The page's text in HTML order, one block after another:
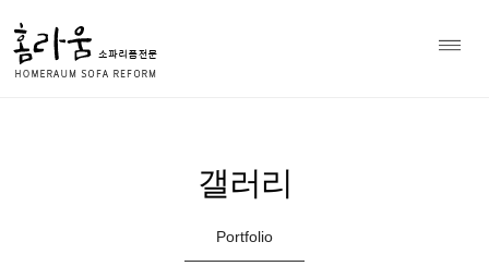
소파 천갈이 전문 홈라움 상담
010-8979-7297
갤러리
갤러리
Portfolio